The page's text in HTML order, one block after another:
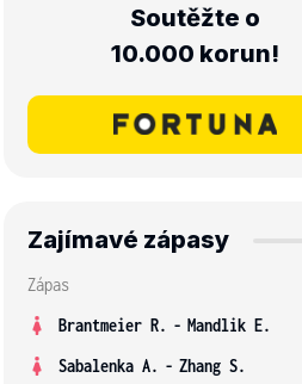
Soutěžte o
10.000 korun!
Zajímavé zápasy
Zápas
Brantmeier R. - Mandlik E.
Sabalenka A. - Zhang S.